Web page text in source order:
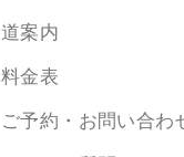
道案内
料金表
ご予約・お問い合わ